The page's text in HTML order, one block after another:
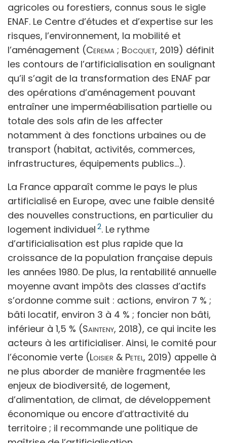
agricoles ou forestiers, connus sous le sigle
ENAF. Le Centre d’études et d’expertise sur les
risques, l’environnement, la mobilité et
l’aménagement (Cerema ; Bocquet, 2019) définit
les contours de l’artificialisation en soulignant
qu’il s’agit de la transformation des ENAF par
des opérations d’aménagement pouvant
entraîner une imperméabilisation partielle ou
totale des sols afin de les affecter
notamment à des fonctions urbaines ou de
transport (habitat, activités, commerces,
infrastructures, équipements publics…).
La France apparaît comme le pays le plus
artificialisé en Europe, avec une faible densité
des nouvelles constructions, en particulier du
logement individuel 2. Le rythme
d’artificialisation est plus rapide que la
croissance de la population française depuis
les années 1980. De plus, la rentabilité annuelle
moyenne avant impôts des classes d’actifs
s’ordonne comme suit : actions, environ 7 % ;
bâti locatif, environ 3 à 4 % ; foncier non bâti,
inférieur à 1,5 % (Sainteny, 2018), ce qui incite les
acteurs à les artificialiser. Ainsi, le comité pour
l’économie verte (Loisier & Petel, 2019) appelle à
ne plus aborder de manière fragmentée les
enjeux de biodiversité, de logement,
d’alimentation, de climat, de développement
économique ou encore d’attractivité du
territoire ; il recommande une politique de